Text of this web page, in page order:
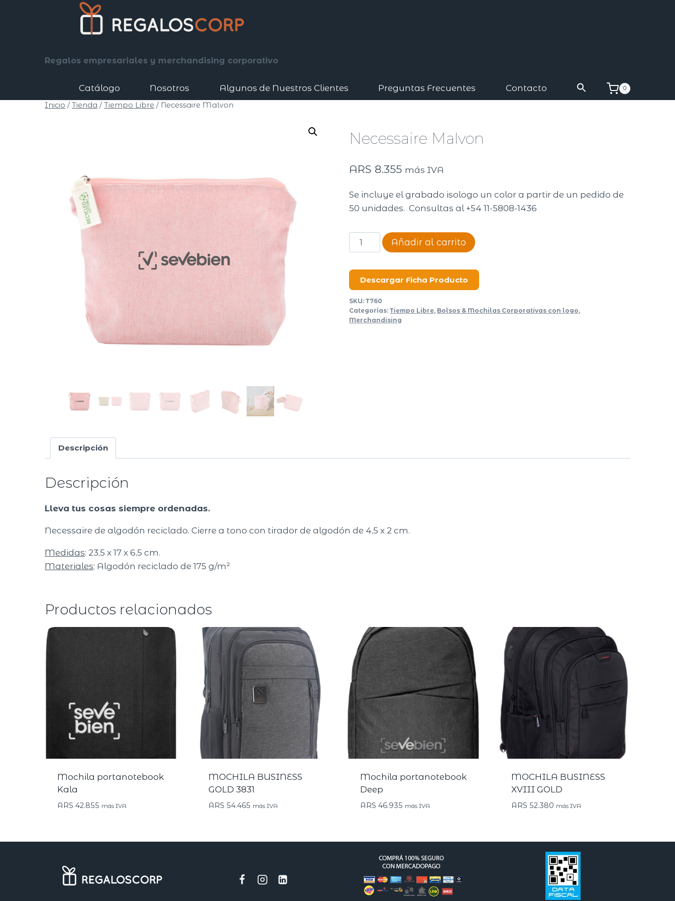
Regalos empresariales y merchandising corporativo
Catálogo Nosotros Algunos de Nuestros Clientes Preguntas Frecuentes Contacto 0
Inicio / Tienda / Tiempo Libre / Necessaire Malvon
Necessaire Malvon
ARS 8.355 más IVA
Se incluye el grabado isologo un color a partir de un pedido de
50 unidades. Consultas al +54 11-5808-1436
Necessaire
Malvon
Añadir al carrito
Descargar Ficha Producto
SKU:T760
Categorías:Tiempo Libre, Bolsos & Mochilas Corporativas con logo,
Merchandising
Descripción
Descripción
Lleva tus cosas siempre ordenadas.
Necessaire de algodón reciclado. Cierre a tono con tirador de algodón de 4,5 x 2 cm.
Medidas: 23,5 x 17 x 6,5 cm.
Materiales: Algodón reciclado de 175 g/m²
Productos relacionados
Mochila portanotebook
Kala
ARS 42.855 más IVA
MOCHILA BUSINESS
GOLD 3831
ARS 54.465 más IVA
Mochila portanotebook
Deep
ARS 46.935 más IVA
MOCHILA BUSINESS
XVIII GOLD
ARS 52.380 más IVA